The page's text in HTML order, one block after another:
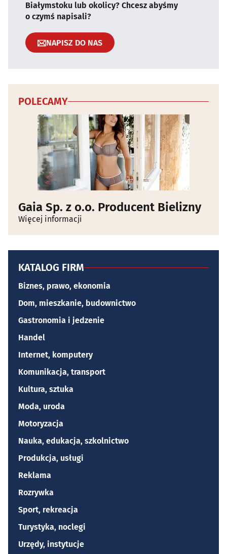
Białymstoku lub okolicy? Chcesz abyśmy
o czymś napisali?
NAPISZ DO NAS
POLECAMY
Gaia Sp. z o.o. Producent Bielizny
Więcej informacji
KATALOG FIRM
Biznes, prawo, ekonomia
Dom, mieszkanie, budownictwo
Gastronomia i jedzenie
Handel
Internet, komputery
Komunikacja, transport
Kultura, sztuka
Moda, uroda
Motoryzacja
Nauka, edukacja, szkolnictwo
Produkcja, usługi
Reklama
Rozrywka
Sport, rekreacja
Turystyka, noclegi
Urzędy, instytucje